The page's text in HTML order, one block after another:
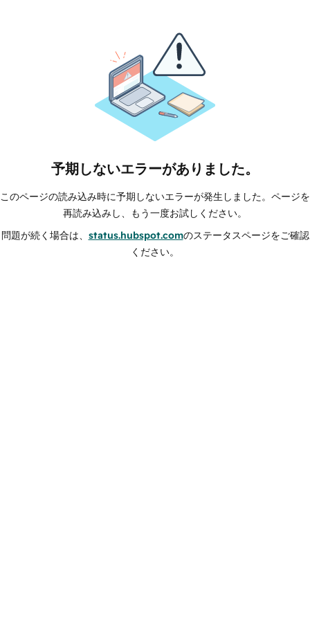
予期しないエラーがありました。
このページの読み込み時に予期しないエラーが発生しました。ページを
再読み込みし、もう一度お試しください。
問題が続く場合は、 status.hubspot.comのステータスページをご確認
ください。